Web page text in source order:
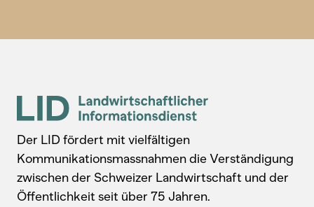
Der LID fördert mit vielfältigen
Kommunikationsmassnahmen die Verständigung
zwischen der Schweizer Landwirtschaft und der
Öffentlichkeit seit über 75 Jahren.